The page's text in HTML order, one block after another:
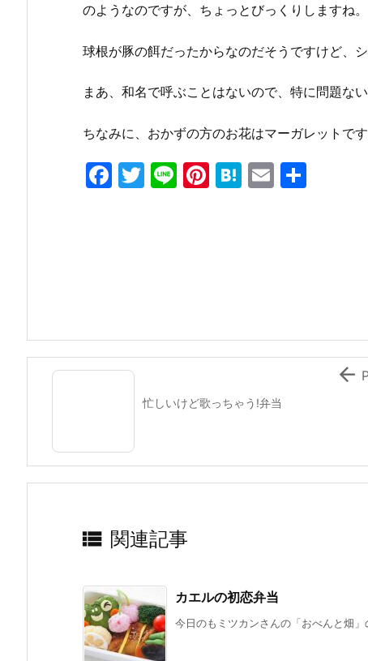
のようなのですが、ちょっとびっくりしますね。
球根が豚の餌だったからなのだそうですけど、
まあ、和名で呼ぶことはないので、特に問題ない
ちなみに、おかずの方のお花はマーガレットです
F
k
T
Li Pi H
E
忙しいけど歌っちゃう!弁当

 関連記事
カエルの初恋弁当
今日のもミツカンさんの「おべんと畑